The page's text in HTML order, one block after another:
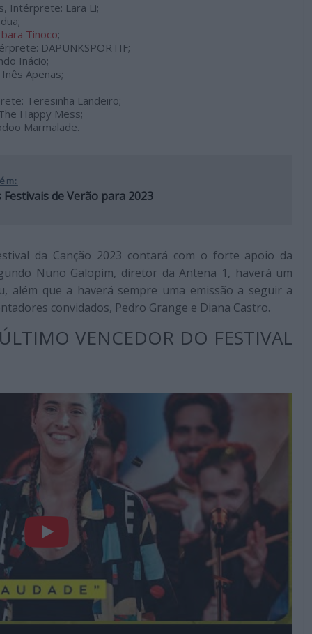
Intérprete: Lara Li;
Tinoco;
DAPUNKSPORTIF;
Inácio;
Apenas;
Teresinha Landeiro;
Happy Mess;
Marmalade.
Festivais de Verão para 2023
da Canção 2023 contará com o forte apoio da
Nuno Galopim, diretor da Antena 1, haverá um
além que a haverá sempre uma emissão a seguir a
convidados, Pedro Grange e Diana Castro.
VENCEDOR DO FESTIVAL